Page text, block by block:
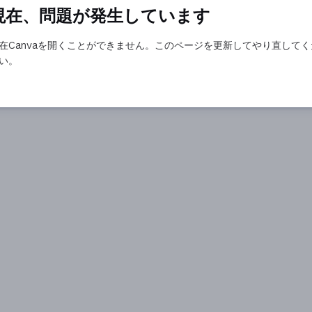
在、問題が発生しています
Canvaを開くことができません。このページを更新してやり直して
。